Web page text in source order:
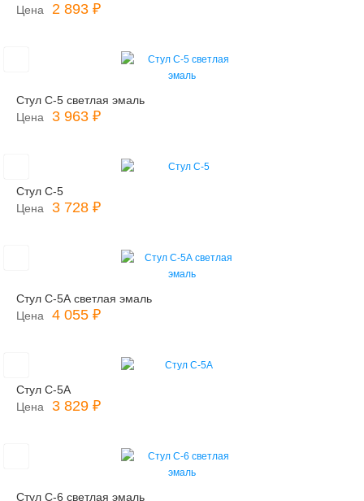
Цена
2 893 ₽
Стул С-5 светлая эмаль
Цена
3 963 ₽
Стул С-5
Цена
3 728 ₽
Стул С-5А светлая эмаль
Цена
4 055 ₽
Стул С-5А
Цена
3 829 ₽
Стул С-6 светлая эмаль